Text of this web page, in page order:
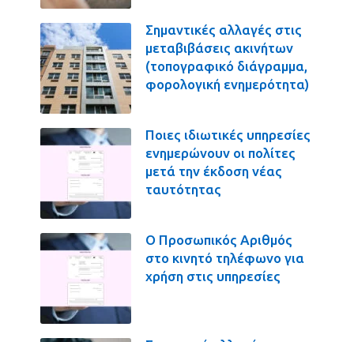
Σημαντικές αλλαγές στις
μεταβιβάσεις ακινήτων
(τοπογραφικό διάγραμμα,
φορολογική ενημερότητα)
Ποιες ιδιωτικές υπηρεσίες
ενημερώνουν οι πολίτες
μετά την έκδοση νέας
ταυτότητας
Ο Προσωπικός Αριθμός
στο κινητό τηλέφωνο για
χρήση στις υπηρεσίες